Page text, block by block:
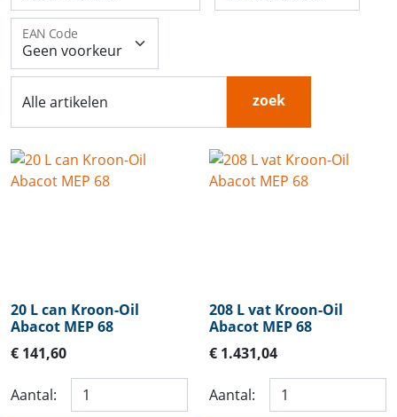
EAN Code
Alle artikelen zoek
20 L can Kroon-Oil
Abacot MEP 68
€ 141,60
Aantal:
208 L vat Kroon-Oil
Abacot MEP 68
€ 1.431,04
Aantal: